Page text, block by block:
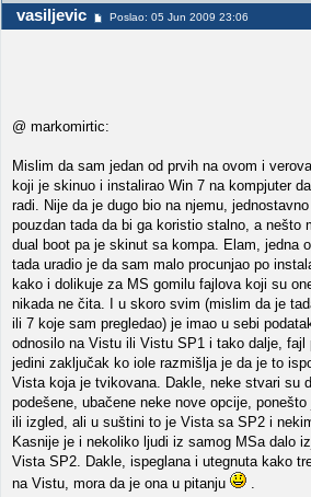
vasiljevic Poslao: 05 Jun 2009 23:06
@ markomirtic:
Mislim da sam jedan od prvih na ovom i
koji je skinuo i instalirao Win 7 na kompjuter
radi. Nije da je dugo bio na njemu,
pouzdan tada da bi ga koristio stalno, a nešto
dual boot pa je skinut sa kompa. Elam, jedna
tada uradio je da sam malo procunjao po
kako i dolikuje za MS gomilu fajlova koji su
nikada ne čita. I u skoro svim (mislim da je
ili 7 koje sam pregledao) je imao u sebi
odnosilo na Vistu ili Vistu SP1 i tako dalje,
jedini zaključak ko iole razmišlja je da je to
Vista koja je tvikovana. Dakle, neke stvari su
podešene, ubačene neke nove opcije,
ili izgled, ali u suštini to je Vista sa SP2 i
Kasnije je i nekoliko ljudi iz samog MSa dalo
Vista SP2. Dakle, ispeglana i utegnuta kako
na Vistu, mora da je ona u pitanju
.